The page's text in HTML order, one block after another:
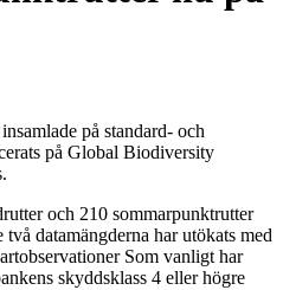
på standard- och
på Global Biodiversity
och 210 sommarpunktrutter
datamängderna har utökats med
Som vanligt har
skyddsklass 4 eller högre